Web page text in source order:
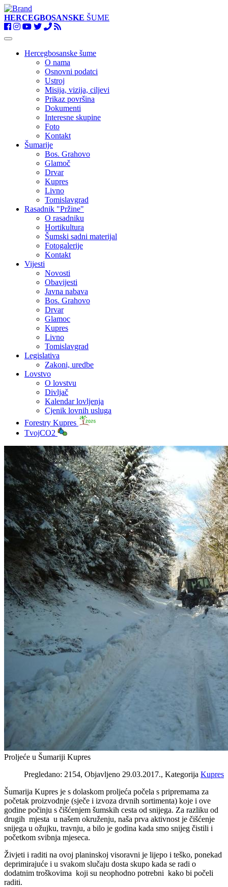
HERCEGBOSANSKE ŠUME
Toggle
navigationHercegbosanske šume
O nama
Osnovni podatci
Ustroj
Misija, vizija, ciljevi
Prikaz površina
Dokumenti
Interesne skupine
Foto
Kontakt
Šumarije
Bos. Grahovo
Glamoč
Drvar
Kupres
Livno
Tomislavgrad
Rasadnik "Pržine"
O rasadniku
Hortikultura
Šumski sadni materijal
Fotogalerije
Kontakt
Vijesti
Novosti
Obavijesti
Javna nabava
Bos. Grahovo
Drvar
Glamoc
Kupres
Livno
Tomislavgrad
Legislativa
Zakoni, uredbe
Lovstvo
O lovstvu
Divljač
Kalendar lovljenja
Cjenik lovnih usluga
Forestry Kupres
TvojCO2
Proljeće u Šumariji Kupres
Pregledano: 2154, Objavljeno 29.03.2017., Kategorija Kupres
Šumarija Kupres je s dolaskom proljeća počela s pripremama za
početak proizvodnje (sječe i izvoza drvnih sortimenta) koje i ove
godine počinju s čišćenjem šumskih cesta od snijega. Za razliku od
drugih mjesta u našem okruženju, naša prva aktivnost je čišćenje
snijega u ožujku, travnju, a bilo je godina kada smo snijeg čistili i
početkom svibnja mjeseca.
Živjeti i raditi na ovoj planinskoj visoravni je lijepo i teško, ponekad
deprimirajuće i u svakom slučaju dosta skupo kada se radi o
dodatnim troškovima koji su neophodno potrebni kako bi počeli
raditi.